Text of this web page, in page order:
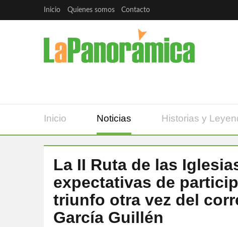
Inicio Quienes somos Contacto
Inicio Noticias Historias y
La II Ruta de las
expectativas de
triunfo otra vez del
García Guillén